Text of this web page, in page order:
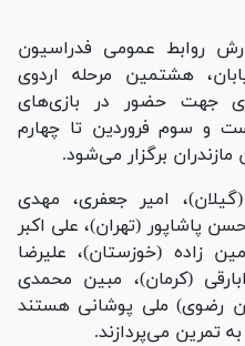
روابط عمومی فدراسیون
هشتمین مرحله اردوی
جهت حضور در بازی‌های
۲۰۲۶، از بیست و سوم فروردین تا چهارم
برگزار می‌شود.
امیر جعفری، مهدی
پاشاپور (تهران)، علی اکبر
زاده (خوزستان)، علیرضا
(کرمان)، مبین محمدی
رضوی) ملی پوشانی هستند
تمرین می‌پردازند.